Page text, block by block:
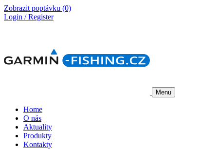
Zobrazit poptávku (0)
Login / Register
Menu
Home
O nás
Aktuality
Produkty
Kontakty